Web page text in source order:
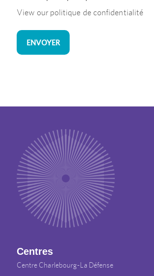
View our politique de confidentialité
Centres
Centre Charlebourg-La Défense